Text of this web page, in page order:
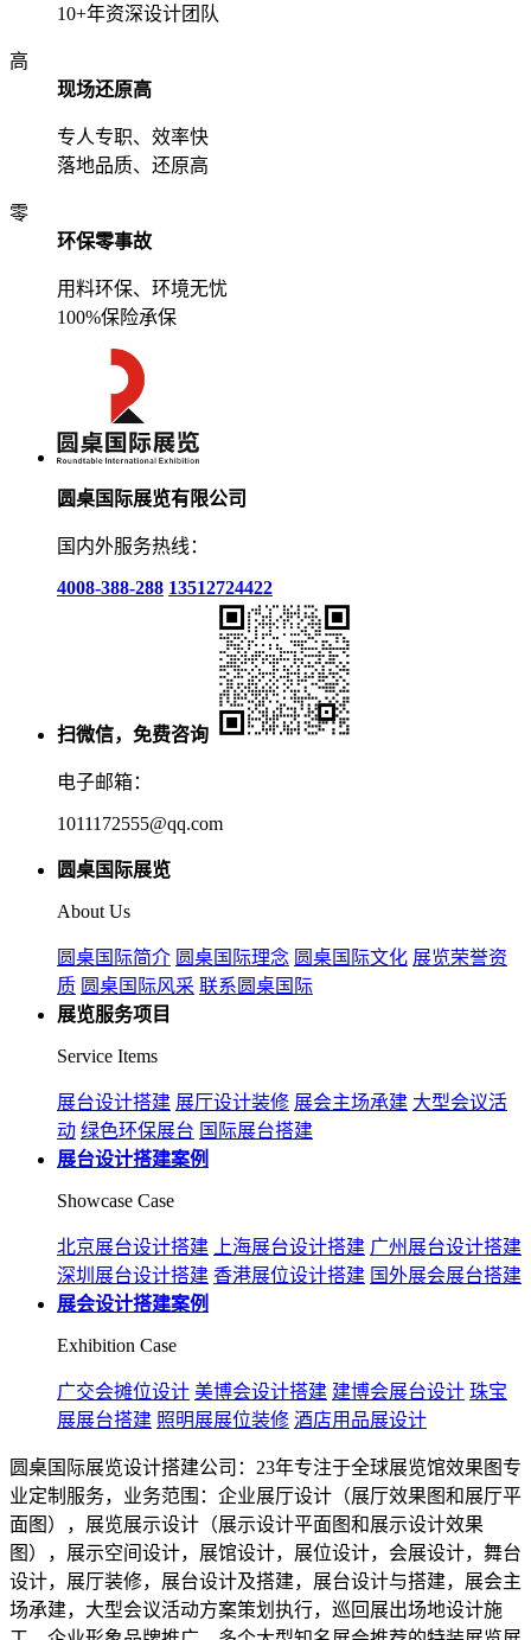
10+年资深设计团队
高
现场还原高
专人专职、效率快
落地品质、还原高
零
环保零事故
用料环保、环境无忧
100%保险承保
圆桌国际展览有限公司
国内外服务热线：
4008-388-288 13512724422
扫微信，免费咨询
电子邮箱：
1011172555@qq.com
圆桌国际展览
About Us
圆桌国际简介 圆桌国际理念 圆桌国际文化 展览荣誉资
质 圆桌国际风采 联系圆桌国际
展览服务项目
Service Items
展台设计搭建 展厅设计装修 展会主场承建 大型会议活
动 绿色环保展台 国际展台搭建
展台设计搭建案例
Showcase Case
北京展台设计搭建 上海展台设计搭建 广州展台设计搭建
深圳展台设计搭建 香港展位设计搭建 国外展会展台搭建
展会设计搭建案例
Exhibition Case
广交会摊位设计 美博会设计搭建 建博会展台设计 珠宝
展展台搭建 照明展展位装修 酒店用品展设计
圆桌国际展览设计搭建公司：23年专注于全球展览馆效果图专
业定制服务，业务范围：企业展厅设计（展厅效果图和展厅平
面图），展览展示设计（展示设计平面图和展示设计效果
图），展示空间设计，展馆设计，展位设计，会展设计，舞台
设计，展厅装修，展台设计及搭建，展台设计与搭建，展会主
场承建，大型会议活动方案策划执行，巡回展出场地设计施